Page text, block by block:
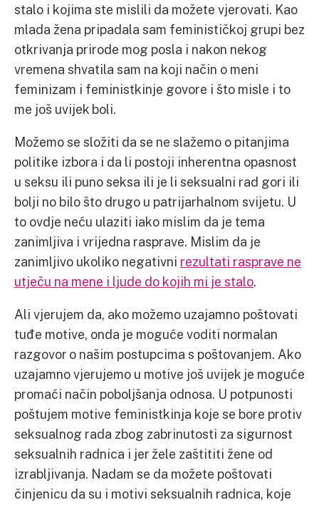
stalo i kojima ste mislili da možete vjerovati. Kao
mlada žena pripadala sam feminističkoj grupi bez
otkrivanja prirode mog posla i nakon nekog
vremena shvatila sam na koji način o meni
feminizam i feministkinje govore i što misle i to
me još uvijek boli.
Možemo se složiti da se ne slažemo o pitanjima
politike izbora i da li postoji inherentna opasnost
u seksu ili puno seksa ili je li seksualni rad gori ili
bolji no bilo što drugo u patrijarhalnom svijetu. U
to ovdje neću ulaziti iako mislim da je tema
zanimljiva i vrijedna rasprave. Mislim da je
zanimljivo ukoliko negativni rezultati rasprave ne
utječu na mene i ljude do kojih mi je stalo.
Ali vjerujem da, ako možemo uzajamno poštovati
tuđe motive, onda je moguće voditi normalan
razgovor o našim postupcima s poštovanjem. Ako
uzajamno vjerujemo u motive još uvijek je moguće
promaći način poboljšanja odnosa. U potpunosti
poštujem motive feministkinja koje se bore protiv
seksualnog rada zbog zabrinutosti za sigurnost
seksualnih radnica i jer žele zaštititi žene od
izrabljivanja. Nadam se da možete poštovati
činjenicu da su i motivi seksualnih radnica, koje